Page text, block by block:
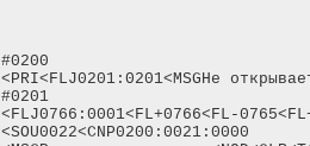
#0200
<PRI<FLJ0201:0201<MSGНе
#0201
<FLJ0766:0001<FL+0766<FL-
<SOU0022<CNP0200:0021:0000